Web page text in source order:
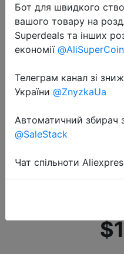
2020-08-14
Tigernu 2020
поясная сумка
студентов
мужские
Бот для швидкого
вашого товару на
Superdeals та інших
економії
Телеграм канал зі
України @ZnyzkaUa
Автоматичний збирач
@SaleStack
Чат спільноти